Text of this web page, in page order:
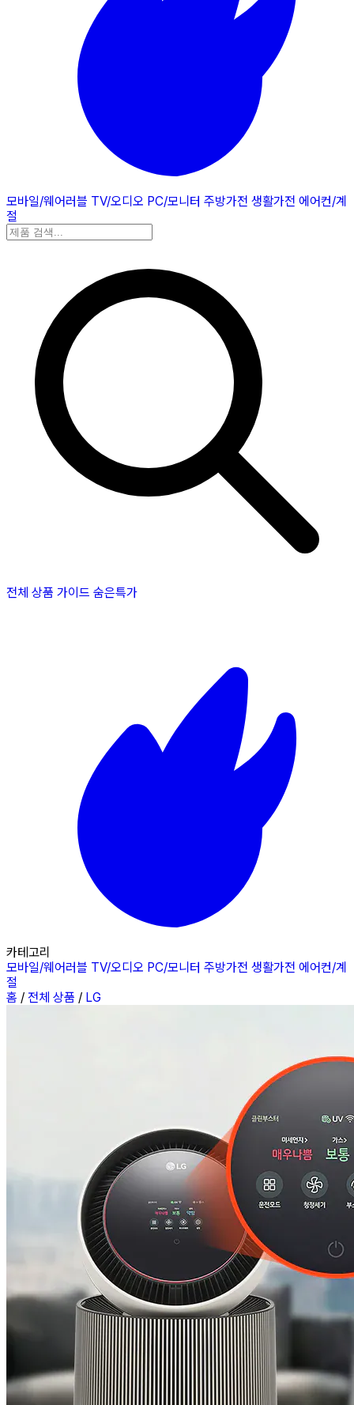
모바일/웨어러블 TV/오디오 PC/모니터 주방가전 생활가전 에어컨/계
절
전체 상품 가이드 숨은특가
카테고리
모바일/웨어러블 TV/오디오 PC/모니터 주방가전 생활가전 에어컨/계
절
홈 / 전체 상품 / LG